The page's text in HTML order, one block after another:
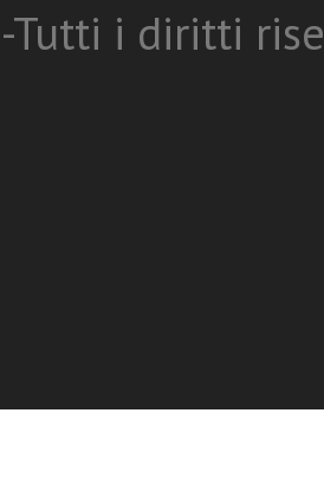
Tutti i diritti